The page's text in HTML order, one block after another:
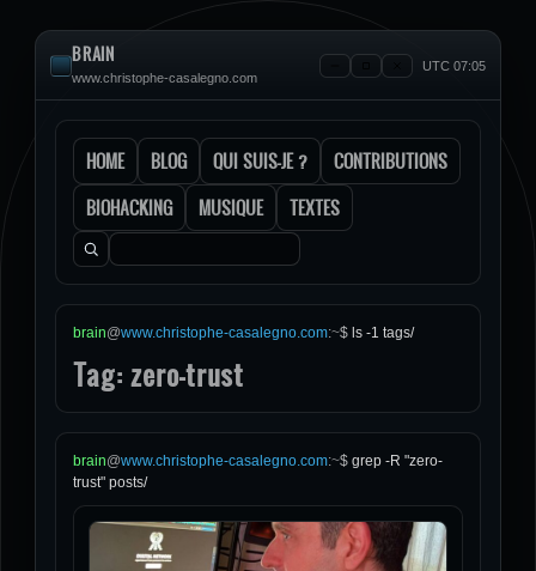
BRAIN
www.christophe-casalegno.com
UTC 07:05
HOME BLOG QUI SUIS-JE ?
CONTRIBUTIONS
BIOHACKING
MUSIQUE TEXTES
Rechercher :
brain@www.christophe-casalegno.com:~$ ls -1 tags/
Tag: zero-trust
brain@www.christophe-casalegno.com:~$ grep -R "zero-
trust" posts/